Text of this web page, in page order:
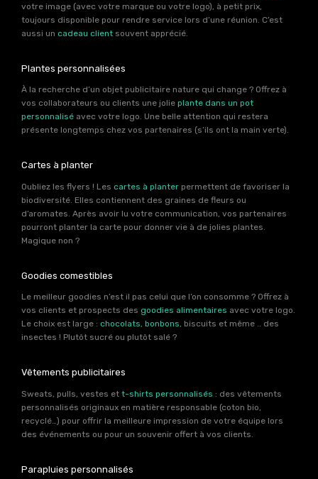
votre image (avec votre marque ou votre logo), à petit prix,
toujours disponible pour rendre service lors d’une réunion. C’est
aussi un cadeau client souvent apprécié.
Plantes personnalisées
À la recherche d’un objet publicitaire nature qui change ? Offrez à
vos collaborateurs ou clients une jolie plante dans un pot
personnalisé avec votre logo. Une belle attention qui restera
présente longtemps chez vos partenaires (s’ils ont la main verte).
Cartes à planter
Oubliez les flyers ! Les cartes à planter permettent de favoriser la
biodiversité. Elles contiennent des graines de fleurs ou
d’aromates. Après avoir lu votre communication, vos partenaires
pourront planter la carte pour donner vie à de jolies plantes.
Magique non ?
Goodies comestibles
Le meilleur goodies n’est il pas celui que l’on consomme ? Offrez à
vos clients et prospects des goodies alimentaires avec votre logo.
Le choix est large : chocolats, bonbons, biscuits et même .. des
insectes ! Plutôt sucré ou plutôt salé ?
Vêtements publicitaires
Sweats, pulls, vestes et t-shirts personnalisés : des vêtements
personnalisés originaux en matière responsable (coton bio,
recyclé…) pour offrir la meilleure impression de votre équipe lors
des événements ou pour un souvenir offert à vos clients.
Parapluies personnalisés